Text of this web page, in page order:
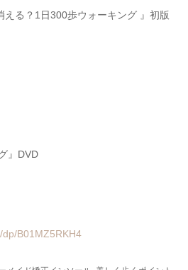
る？1日300歩ウォーキング 』初版
』DVD
B01MZ5RKH4